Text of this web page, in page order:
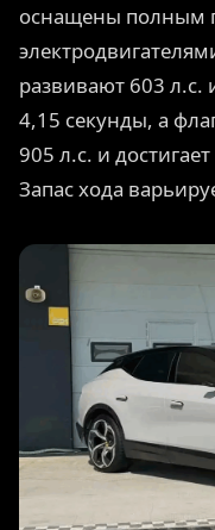
оснащены полным
развивают 603 л.с.
4,15 секунды, а
905 л.с. и
Запас хода